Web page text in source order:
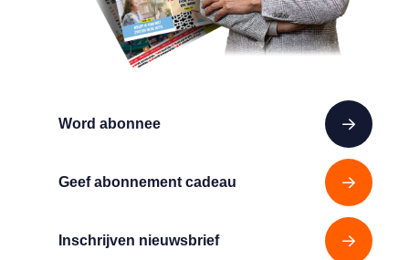
Word abonnee
Geef abonnement cadeau
Inschrijven nieuwsbrief